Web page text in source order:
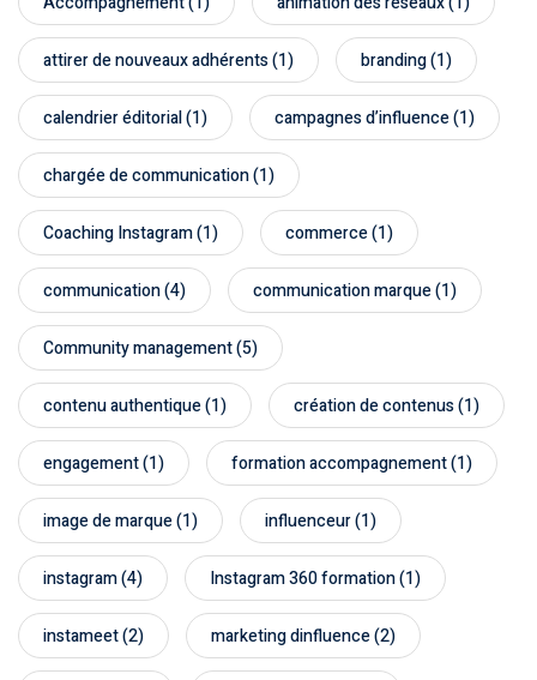
Packs
stratégiques
attirer de nouveaux adhérents(1) branding(1)
calendrier éditorial(1) campagnes d’influence(1)
chargée de communication(1)
Coaching Instagram(1) commerce(1)
communication(4) communication marque(1)
Community management(5)
contenu authentique(1) création de contenus(1)
engagement(1) formation accompagnement(1)
image de marque(1) influenceur(1)
instagram(4) Instagram 360 formation(1)
instameet(2) marketing dinfluence(2)